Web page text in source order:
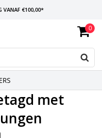
VANAF €100,00*
ZELFDE DAG VERZONDEN 0
met